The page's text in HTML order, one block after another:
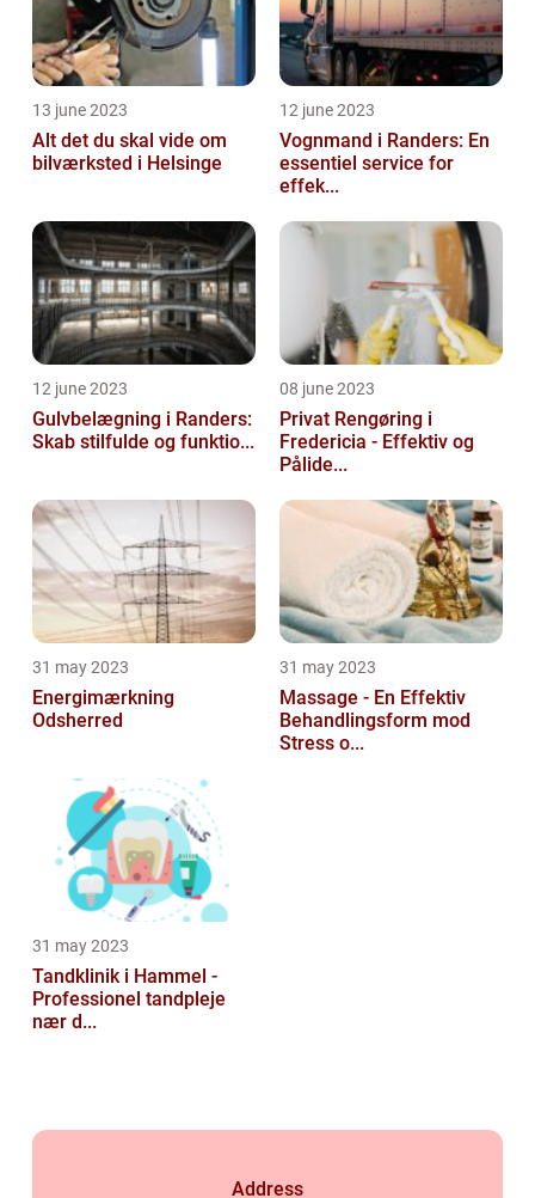
13 june 2023
Alt det du skal vide om
bilværksted i Helsinge
12 june 2023
Vognmand i Randers: En
essentiel service for
effek...
12 june 2023
Gulvbelægning i Randers:
Skab stilfulde og funktio...
08 june 2023
Privat Rengøring i
Fredericia - Effektiv og
Pålide...
31 may 2023
Energimærkning
Odsherred
31 may 2023
Massage - En Effektiv
Behandlingsform mod
Stress o...
31 may 2023
Tandklinik i Hammel -
Professionel tandpleje
nær d...
Address